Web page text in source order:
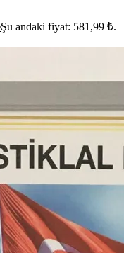
Şu andaki fiyat: 581,99 ₺.